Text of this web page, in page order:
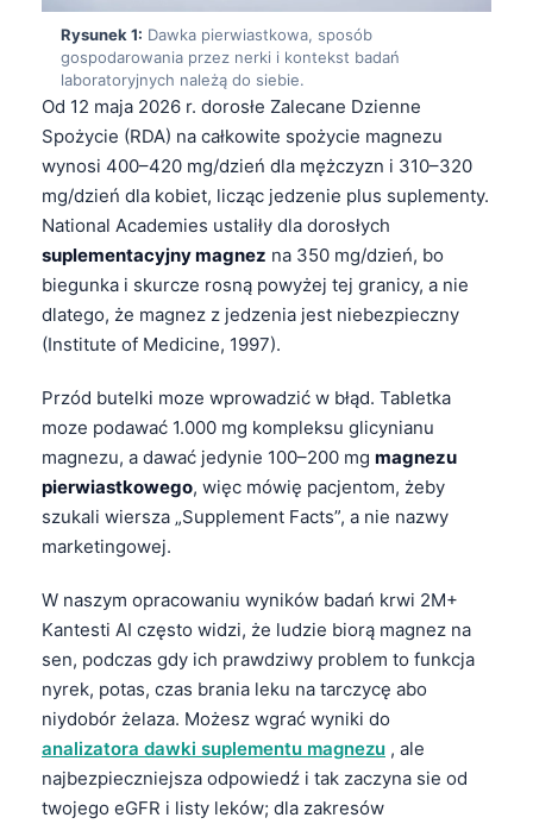
Rysunek 1: Dawka pierwiastkowa, sposób
gospodarowania przez nerki i kontekst badań
laboratoryjnych należą do siebie.
Od 12 maja 2026 r. dorosłe Zalecane Dzienne
Spożycie (RDA) na całkowite spożycie magnezu
wynosi 400–420 mg/dzień dla mężczyzn i 310–320
mg/dzień dla kobiet, licząc jedzenie plus suplementy.
National Academies ustaliły dla dorosłych
suplementacyjny magnez na 350 mg/dzień, bo
biegunka i skurcze rosną powyżej tej granicy, a nie
dlatego, że magnez z jedzenia jest niebezpieczny
(Institute of Medicine, 1997).
Przód butelki moze wprowadzić w błąd. Tabletka
moze podawać 1.000 mg kompleksu glicynianu
magnezu, a dawać jedynie 100–200 mg magnezu
pierwiastkowego, więc mówię pacjentom, żeby
szukali wiersza „Supplement Facts”, a nie nazwy
marketingowej.
W naszym opracowaniu wyników badań krwi 2M+
Kantesti AI często widzi, że ludzie biorą magnez na
sen, podczas gdy ich prawdziwy problem to funkcja
nyrek, potas, czas brania leku na tarczycę abo
niydobór żelaza. Możesz wgrać wyniki do
analizatora dawki suplementu magnezu , ale
najbezpieczniejsza odpowiedź i tak zaczyna sie od
twojego eGFR i listy leków; dla zakresów